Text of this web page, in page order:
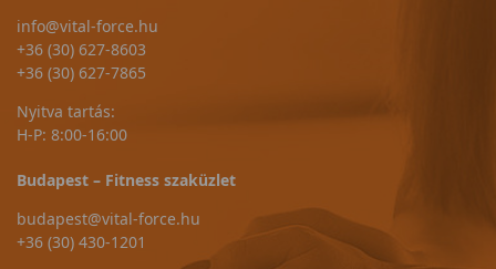
info@vital-force.hu
+36 (30) 627-8603
+36 (30) 627-7865
Nyitva tartás:
H-P: 8:00-16:00
Budapest – Fitness szaküzlet
budapest@vital-force.hu
+36 (30) 430-1201